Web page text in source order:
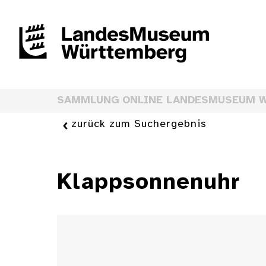
SAMMLUNG ONLINE LANDESMUSEUM
zurück zum Suchergebnis
Klappsonnenuhr